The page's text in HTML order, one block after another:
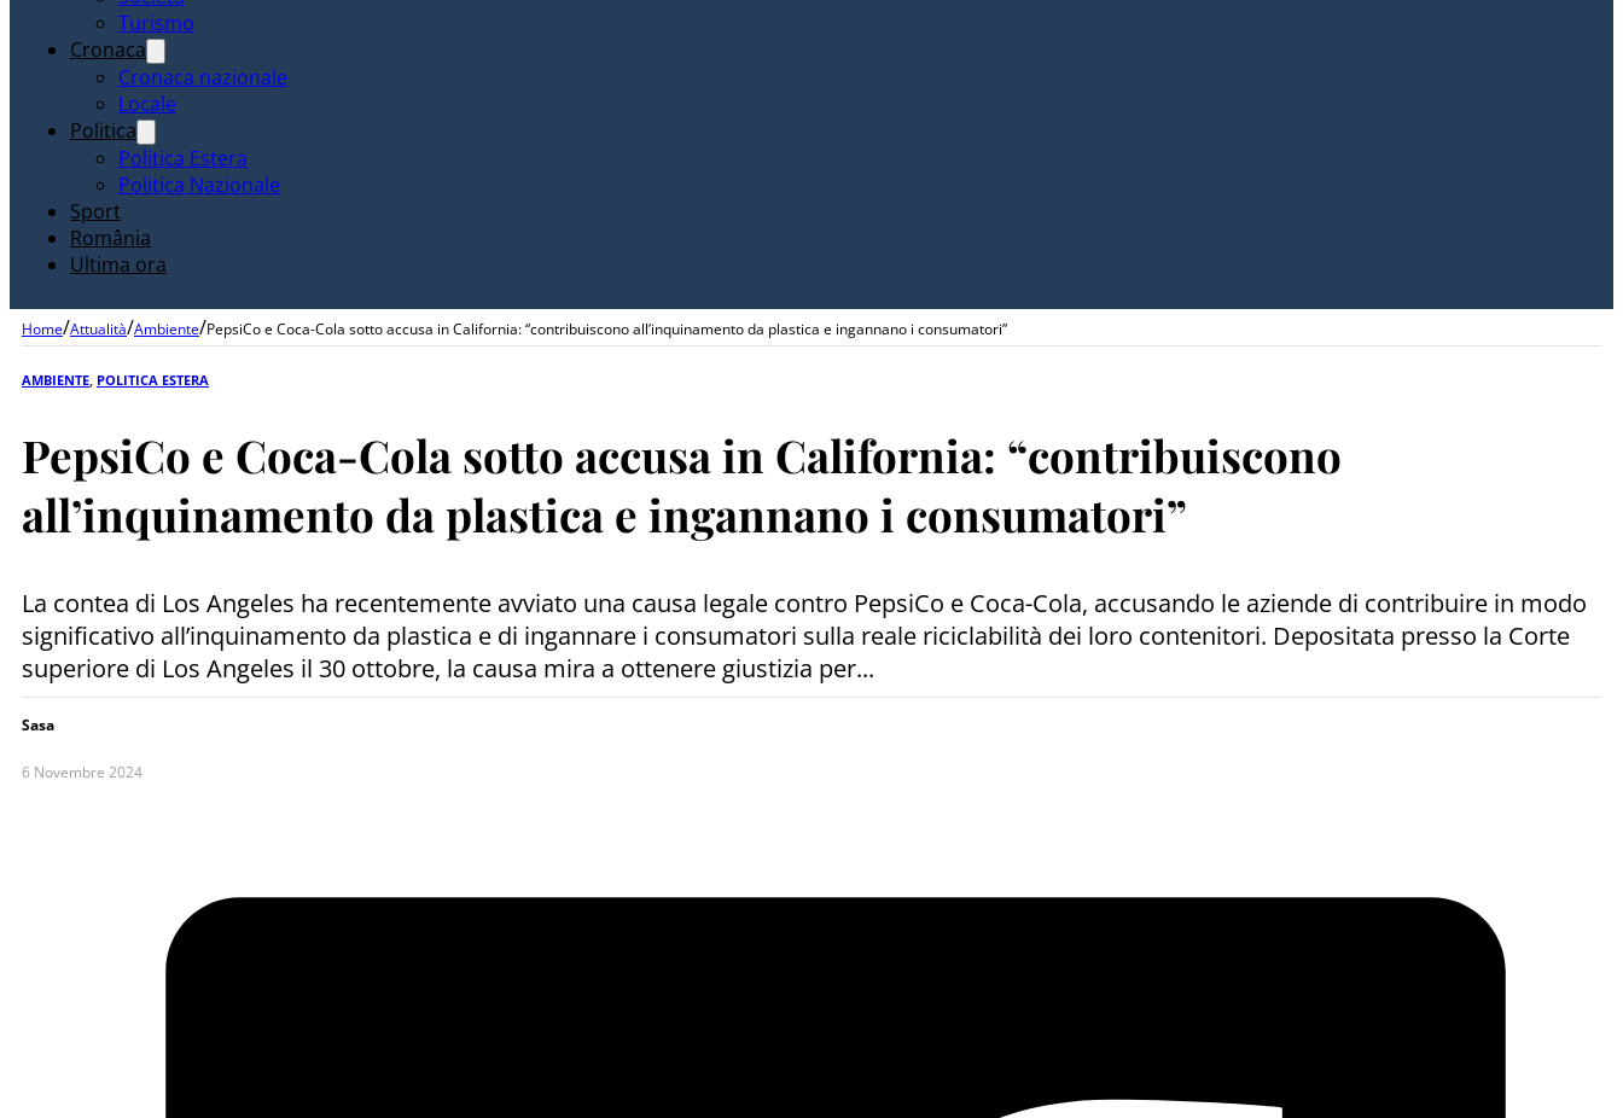
Turismo
Cronaca
Cronaca nazionale
Locale
Politica
Politica Estera
Politica Nazionale
Sport
România
Ultima ora
Home/Attualità/Ambiente/PepsiCo e Coca-Cola sotto accusa in California: “contribuiscono all’inquinamento da plastica e ingannano i consumatori”
AMBIENTE POLITICA ESTERA
PepsiCo e Coca-Cola sotto accusa in California: “contribuiscono
all’inquinamento da plastica e ingannano i consumatori”
La contea di Los Angeles ha recentemente avviato una causa legale contro PepsiCo e Coca-Cola, accusando le aziende di contribuire in modo
significativo all’inquinamento da plastica e di ingannare i consumatori sulla reale riciclabilità dei loro contenitori. Depositata presso la Corte
superiore di Los Angeles il 30 ottobre, la causa mira a ottenere giustizia per...
Sasa
6 Novembre 2024